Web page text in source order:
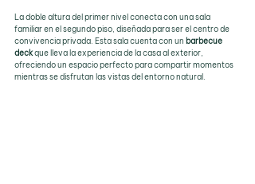
La doble altura del primer nivel conecta con una sala
familiar en el segundo piso, diseñada para ser el centro de
convivencia privada. Esta sala cuenta con un barbecue
deck que lleva la experiencia de la casa al exterior,
ofreciendo un espacio perfecto para compartir momentos
mientras se disfrutan las vistas del entorno natural.